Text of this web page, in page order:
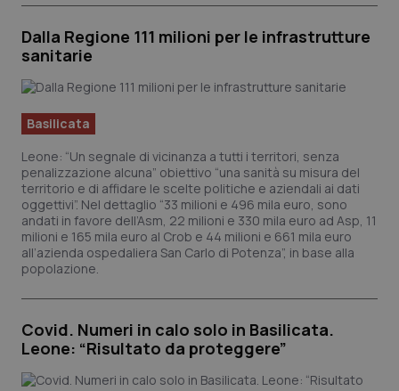
Dalla Regione 111 milioni per le infrastrutture
sanitarie
Basilicata
Leone: “Un segnale di vicinanza a tutti i territori, senza
penalizzazione alcuna” obiettivo “una sanità su misura del
territorio e di affidare le scelte politiche e aziendali ai dati
oggettivi”. Nel dettaglio “33 milioni e 496 mila euro, sono
andati in favore dell’Asm, 22 milioni e 330 mila euro ad Asp, 11
milioni e 165 mila euro al Crob e 44 milioni e 661 mila euro
all’azienda ospedaliera San Carlo di Potenza”, in base alla
popolazione.
Covid. Numeri in calo solo in Basilicata.
Leone: “Risultato da proteggere”